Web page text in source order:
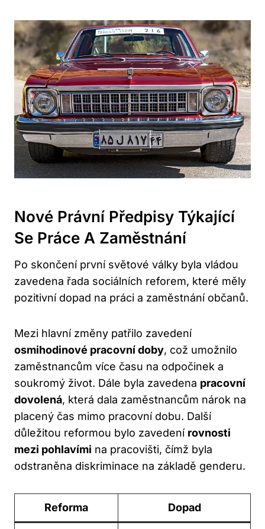
Nové Právní Předpisy Týkající
Se Práce A Zaměstnání
Po skončení první světové války byla vládou
zavedena řada sociálních reforem, které měly
pozitivní dopad na práci a zaměstnání občanů.
Mezi hlavní změny patřilo zavedení
osmihodinové pracovní doby, což umožnilo
zaměstnancům více času na odpočinek a
soukromý život. Dále byla zavedena pracovní
dovolená, která dala zaměstnancům nárok na
placený čas mimo pracovní dobu. Další
důležitou reformou bylo zavedení rovnosti
mezi pohlavími na pracovišti, čímž byla
odstraněna diskriminace na základě genderu.
Reforma Dopad